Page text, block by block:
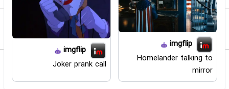
imgflip
Homelander talking to
mirror
imgflip
Joker prank call